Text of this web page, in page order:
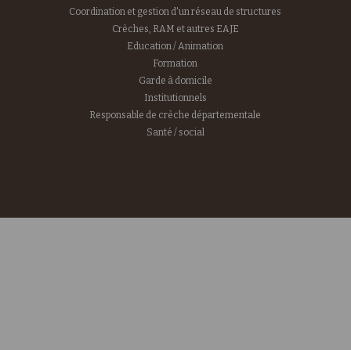
Coordination et gestion d'un réseau de structures
Crèches, RAM et autres EAJE
Education / Animation
Formation
Garde à domicile
Institutionnels
Responsable de crèche départementale
Santé / social